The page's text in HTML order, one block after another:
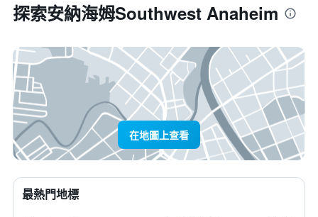
探索安納海姆Southwest Anaheim
在地圖上查看
最熱門地標